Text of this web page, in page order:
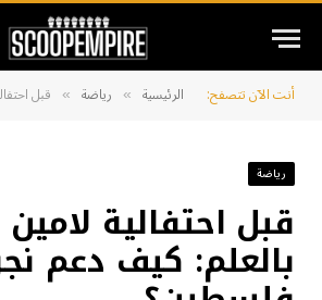
أنت الآن تتصفح: الرئيسية » رياضة » قبل احتفالية
رياضة
قبل احتفالية
بالعلم: كيف دعم